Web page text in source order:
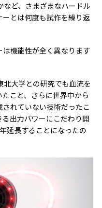
など、さまざまなハードル
とは何度も試作を繰り返
機能性が全く異なります
大学との研究でも血流を
こと、さらに世界中から
れていない技術だったこ
出力パワーにこだわり開
延長することになったの